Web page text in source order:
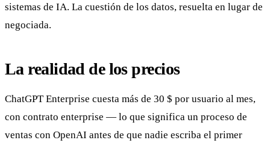
sistemas de IA. La cuestión de los datos, resuelta en lugar de
negociada.
La realidad de los precios
ChatGPT Enterprise cuesta más de 30 $ por usuario al mes,
con contrato enterprise — lo que significa un proceso de
ventas con OpenAI antes de que nadie escriba el primer